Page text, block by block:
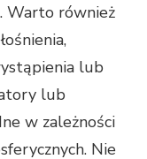
Warto również
lub
lub
w zależności
Nie